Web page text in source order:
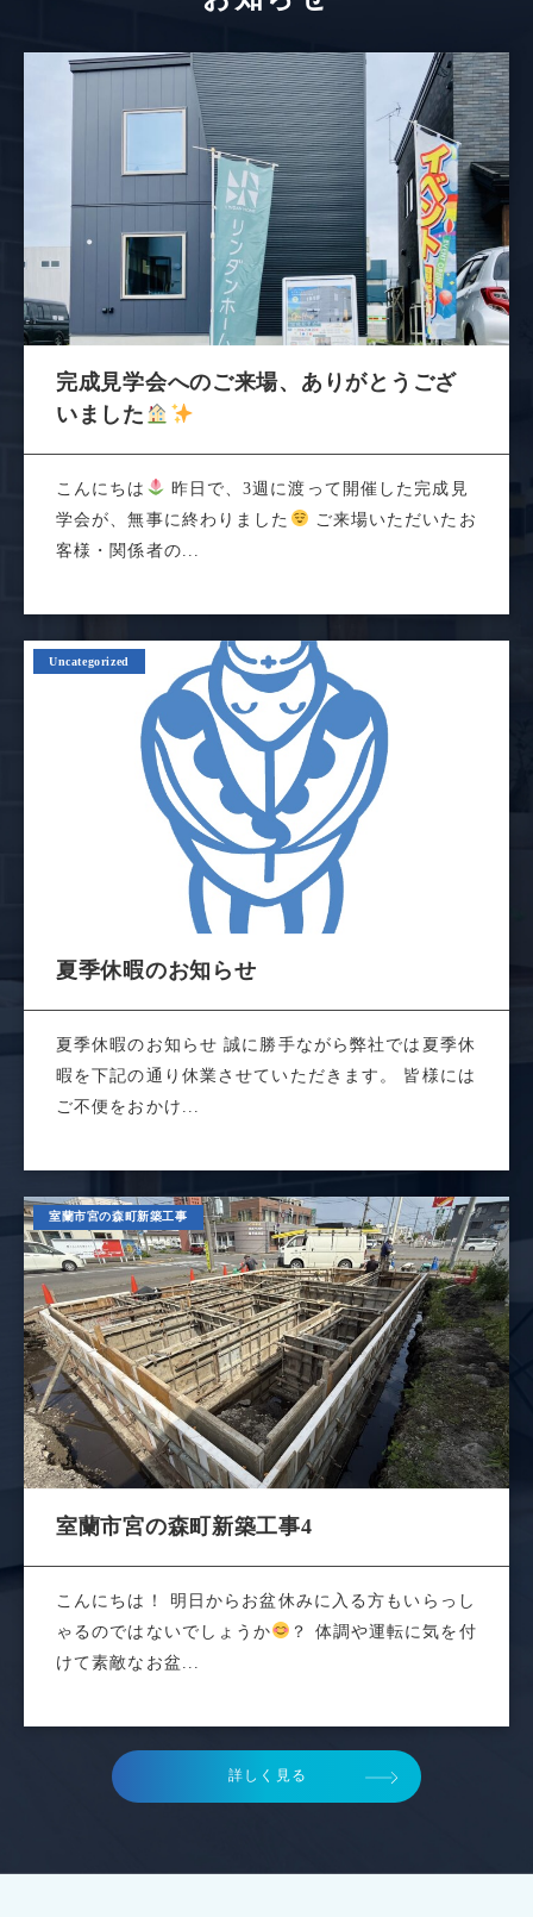
完成見学会へのご来場、ありがとうござ
いました
こんにちは
昨日で、3週に渡って開催した完成見
学会が、無事に終わりました
ご来場いただいたお
客様・関係者の...
Uncategorized
夏季休暇のお知らせ
夏季休暇のお知らせ 誠に勝手ながら弊社では夏季休
暇を下記の通り休業させていただきます。 皆様には
ご不便をおかけ...
室蘭市宮の森町新築工事
室蘭市宮の森町新築工事4
こんにちは！ 明日からお盆休みに入る方もいらっし
ゃるのではないでしょうか
？ 体調や運転に気を付
けて素敵なお盆...
詳しく見る